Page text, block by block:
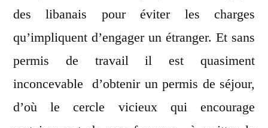
des libanais pour éviter les charges
qu’impliquent d’engager un étranger. Et sans
permis de travail il est quasiment
inconcevable d’obtenir un permis de séjour,
d’où le cercle vicieux qui encourage